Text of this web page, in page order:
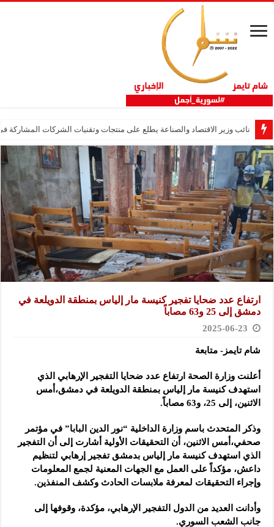
نائب وزير الاقتصاد والصناعة يطلع على منتجات وتقنيات الشركات المشاركة في
ارتفاع عدد ضحايا تفجير كنيسة مار إلياس بمنطقة الدويلعة في
دمشق إلى 25 و63 مصاباً
2025-06-23
شام تايمز- متابعة
أعلنت وزارة الصحة ارتفاع عدد ضحايا التفجير الإرهابي الذي
استهدف كنيسة مار إلياس بمنطقة الدويلعة في دمشق،أمس
الاثنين، إلى 25، و63 مصاباً.
وذكر المتحدث باسم وزارة الداخلية “نور الدين البابا” في مؤتمر
صحفي،أمس الاثنين، أن التحقيقات الأولية أشارت إلى أن التفجير
الذي استهدف كنيسة مار إلياس بدمشق تفجير إرهابي لتنظيم
داعش، مؤكداً على العمل مع الجهات المعنية لجمع المعلومات
وإجراء التحقيقات لمعرفة ملابسات الحادث وكشف المنفذين.
وأدانت العديد من الدول التفجير الإرهابي، مؤكدة، وقوفها إلى
جانب الشعب السوري.